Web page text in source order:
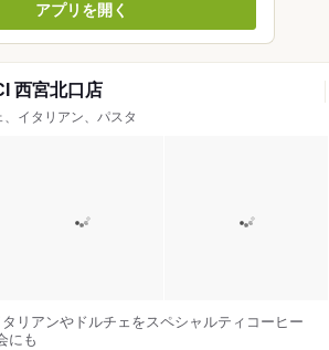
アプリを開く
西宮北口店
イタリアン、パスタ
リアンやドルチェをスペシャルティコーヒー
にも